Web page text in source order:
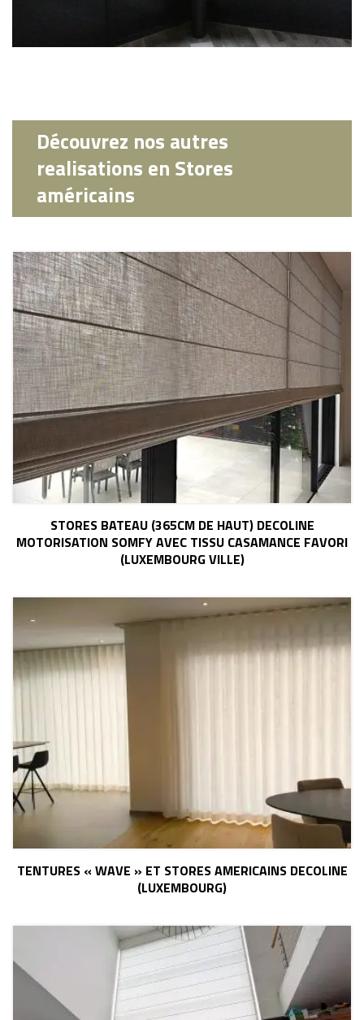
Découvrez nos autres
realisations en Stores
américains
STORES BATEAU (365CM DE HAUT) DECOLINE
MOTORISATION SOMFY AVEC TISSU CASAMANCE FAVORI
(LUXEMBOURG VILLE)
TENTURES « WAVE » ET STORES AMERICAINS DECOLINE
(LUXEMBOURG)